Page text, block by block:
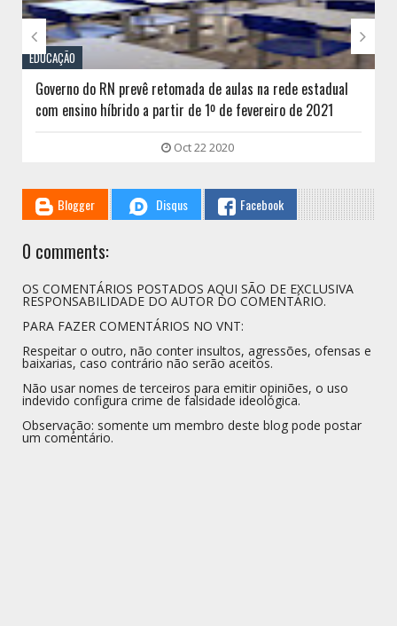
EDUCAÇÃO
Governo do RN prevê retomada de aulas na rede estadual
com ensino híbrido a partir de 1º de fevereiro de 2021
Oct 22 2020
 
Blogger Disqus Facebook
0 comments:
OS COMENTÁRIOS POSTADOS AQUI SÃO DE EXCLUSIVA
RESPONSABILIDADE DO AUTOR DO COMENTÁRIO.
PARA FAZER COMENTÁRIOS NO VNT:
Respeitar o outro, não conter insultos, agressões, ofensas e
baixarias, caso contrário não serão aceitos.
Não usar nomes de terceiros para emitir opiniões, o uso
indevido configura crime de falsidade ideológica.
Observação: somente um membro deste blog pode postar
um comentário.